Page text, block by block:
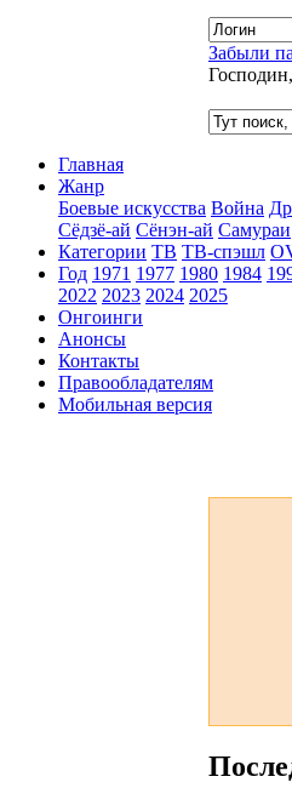
Забыли
Главная
Жанр
Боевые искусства Война
Сёдзё-ай Сёнэн-ай Самураи
Категории ТВ ТВ-спэшл
Год 1971 1977 1980 1984
2022 2023 2024 2025
Онгоинги
Анонсы
Контакты
Правообладателям
Мобильная версия